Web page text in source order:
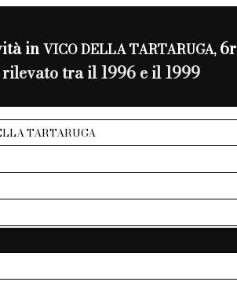
inVICO DELLA TARTARUGA,6r
rilevato tra il 1996 e il 1999
TARTARUGA